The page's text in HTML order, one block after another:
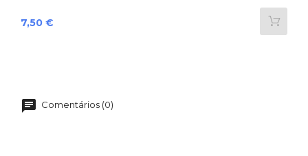
Preço
7,50 €
Comentários (0)